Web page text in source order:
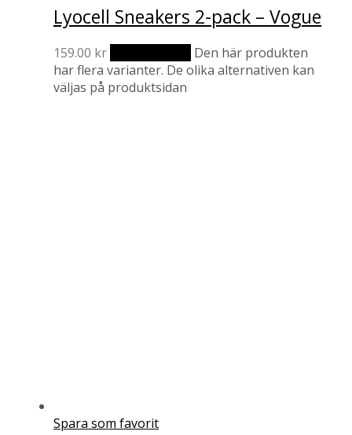
Lyocell Sneakers 2-pack – Vogue
159.00 kr
Den här produkten
har flera varianter. De olika alternativen kan
väljas på produktsidan
Spara som favorit